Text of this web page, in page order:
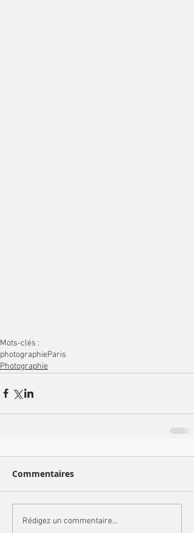
Mots-clés :
photographieParis
Photographie
Commentaires
Rédigez un commentaire...